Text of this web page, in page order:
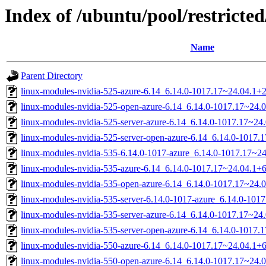
Index of /ubuntu/pool/
Name
Parent Directory
linux-modules-nvidia-525-azure-6.14_6.14.0-
linux-modules-nvidia-525-open-azure-6.14_6.14.0-
linux-modules-nvidia-525-server-azure-6.14_6.14.0-
linux-modules-nvidia-525-server-open-azure-6.14_6.14.0-
linux-modules-nvidia-535-6.14.0-1017-azure_6.14.0-
linux-modules-nvidia-535-azure-6.14_6.14.0-
linux-modules-nvidia-535-open-azure-6.14_6.14.0-
linux-modules-nvidia-535-server-6.14.0-1017-azure_6.14.0-
linux-modules-nvidia-535-server-azure-6.14_6.14.0-
linux-modules-nvidia-535-server-open-azure-6.14_6.14.0-
linux-modules-nvidia-550-azure-6.14_6.14.0-
linux-modules-nvidia-550-open-azure-6.14_6.14.0-